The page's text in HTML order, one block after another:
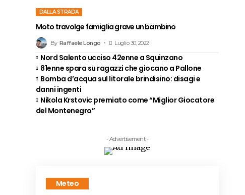
DALLA STRADA
Moto travolge famiglia grave un bambino
By Raffaele Longo Luglio 30, 2022
Nord Salento ucciso 42enne a Squinzano
81enne spara su ragazzi che giocano a Pallone
Bomba d’acqua sul litorale brindisino: disagi e
danni ingenti
Nikola Krstovic premiato come “Miglior Giocatore
del Montenegro”
- Advertisement -
Meteo